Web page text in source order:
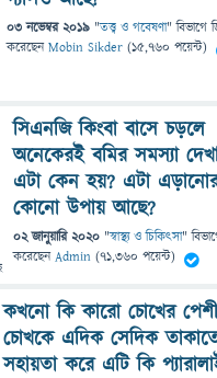
03 নভেম্বর 2019 "তত্ত্ব ও গবেষণা" বিভাগে
করেছেনMobin Sikder (15,760 পয়েন্ট)
সিএনজি কিংবা বাসে চড়লে
অনেকেরই বমির সমস্যা
এটা কেন হয়? এটা
কোনো উপায় আছে?
02 জানুয়ারি 2020 "স্বাস্থ্য ও চিকিৎসা"
করেছেনAdmin (71,360 পয়েন্ট)
কখনো কি কারো চোখের
চোখকে এদিক সেদিক
সহায়তা করে এটি কি